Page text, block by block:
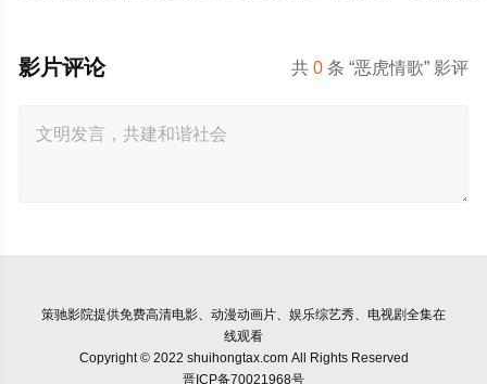
共0 条 “恶虎情歌” 影评
影片评论
策驰影院提供免费高清电影、动漫动画片、娱乐综艺秀、电视剧全集在
线观看
Copyright © 2022 shuihongtax.com All Rights Reserved
晋ICP备70021968号